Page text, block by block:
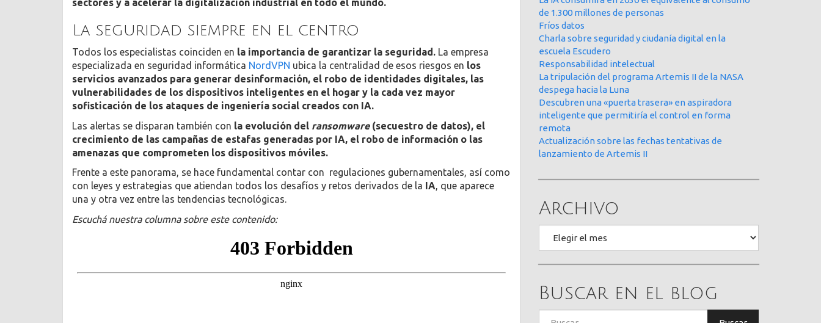
La seguridad siempre en el centro
Todos los especialistas coinciden en la importancia de garantizar la seguridad. La empresa
especializada en seguridad informática NordVPN ubica la centralidad de esos riesgos en los
servicios avanzados para generar desinformación, el robo de identidades digitales, las
vulnerabilidades de los dispositivos inteligentes en el hogar y la cada vez mayor
sofisticación de los ataques de ingeniería social creados con IA.
Las alertas se disparan también con la evolución del ransomware(secuestro de datos), el
crecimiento de las campañas de estafas generadas por IA, el robo de información o las
amenazas que comprometen los dispositivos móviles.
Frente a este panorama, se hace fundamental contar con regulaciones gubernamentales, así como
con leyes y estrategias que atiendan todos los desafíos y retos derivados de la IA, que aparece
una y otra vez entre las tendencias tecnológicas.
Escuchá nuestra columna sobre este contenido:
de 1.300 millones de personas
Fríos datos
Charla sobre seguridad y ciudanía digital en la
escuela Escudero
Responsabilidad intelectual
La tripulación del programa Artemis II de la NASA
despega hacia la Luna
Descubren una «puerta trasera» en aspiradora
inteligente que permitiría el control en forma
remota
Actualización sobre las fechas tentativas de
lanzamiento de Artemis II
Archivo
Buscar en el blog